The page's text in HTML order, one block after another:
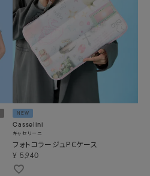
NEW
Casselini
キャセリーニ
フォトコラージュPCケース
¥ 5,940